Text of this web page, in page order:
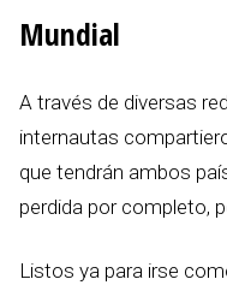
Mundial
A través de diversas
internautas
que tendrán ambos
perdida por completo,
Listos ya para irse